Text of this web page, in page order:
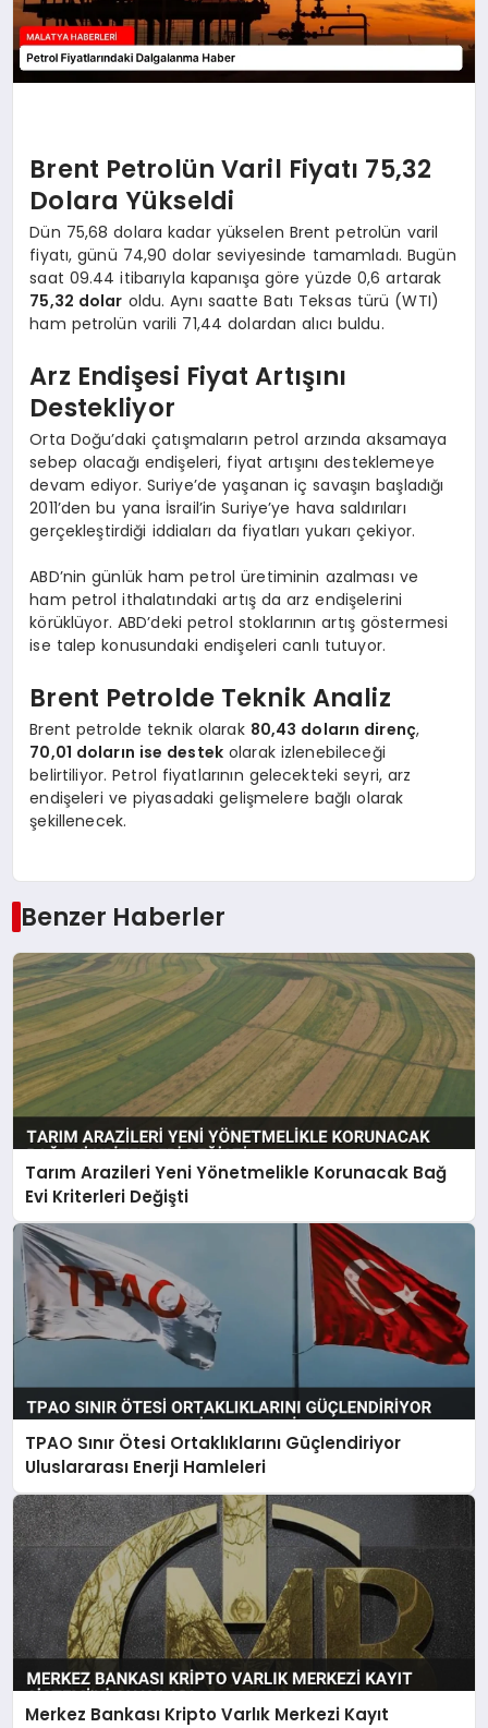
SPOR
Brent Petrolün Varil Fiyatı 75,32
Dolara Yükseldi
Dün 75,68 dolara kadar yükselen Brent petrolün varil
fiyatı, günü 74,90 dolar seviyesinde tamamladı. Bugün
saat 09.44 itibarıyla kapanışa göre yüzde 0,6 artarak
75,32 dolar oldu. Aynı saatte Batı Teksas türü (WTI)
ham petrolün varili 71,44 dolardan alıcı buldu.
Arz Endişesi Fiyat Artışını
Destekliyor
Orta Doğu’daki çatışmaların petrol arzında aksamaya
sebep olacağı endişeleri, fiyat artışını desteklemeye
devam ediyor. Suriye’de yaşanan iç savaşın başladığı
2011’den bu yana İsrail’in Suriye’ye hava saldırıları
gerçekleştirdiği iddiaları da fiyatları yukarı çekiyor.
ABD’nin günlük ham petrol üretiminin azalması ve
ham petrol ithalatındaki artış da arz endişelerini
körüklüyor. ABD’deki petrol stoklarının artış göstermesi
ise talep konusundaki endişeleri canlı tutuyor.
Brent Petrolde Teknik Analiz
Brent petrolde teknik olarak 80,43 doların direnç,
70,01 doların ise destek olarak izlenebileceği
belirtiliyor. Petrol fiyatlarının gelecekteki seyri, arz
endişeleri ve piyasadaki gelişmelere bağlı olarak
şekillenecek.
Benzer Haberler
Tarım Arazileri Yeni Yönetmelikle Korunacak Bağ
Evi Kriterleri Değişti
TPAO Sınır Ötesi Ortaklıklarını Güçlendiriyor
Uluslararası Enerji Hamleleri
Merkez Bankası Kripto Varlık Merkezi Kayıt